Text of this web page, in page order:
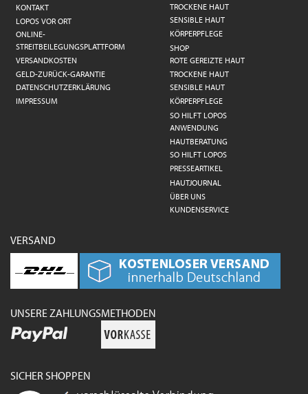
KONTAKT
LOPOS VOR ORT
ONLINE-
STREITBEILEGUNGSPLATTFORM
VERSANDKOSTEN
GELD-ZURÜCK-GARANTIE
DATENSCHUTZERKLÄRUNG
IMPRESSUM
TROCKENE HAUT
SENSIBLE HAUT
KÖRPERPFLEGE
SHOP
ROTE GEREIZTE HAUT
TROCKENE HAUT
SENSIBLE HAUT
KÖRPERPFLEGE
SO HILFT LOPOS
ANWENDUNG
HAUTBERATUNG
SO HILFT LOPOS
PRESSEARTIKEL
HAUTJOURNAL
ÜBER UNS
KUNDENSERVICE
VERSAND
UNSERE ZAHLUNGSMETHODEN
SICHER SHOPPEN